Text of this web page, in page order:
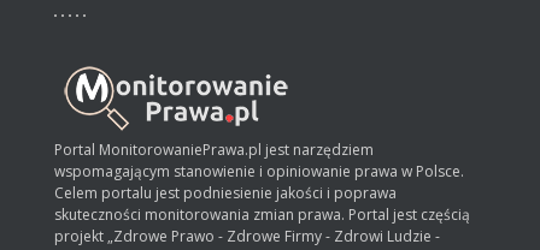
Portal MonitorowaniePrawa.pl jest narzędziem
wspomagającym stanowienie i opiniowanie prawa w Polsce.
Celem portalu jest podniesienie jakości i poprawa
skuteczności monitorowania zmian prawa. Portal jest częścią
projekt „Zdrowe Prawo - Zdrowe Firmy - Zdrowi Ludzie -